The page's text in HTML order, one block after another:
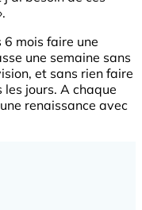
mois faire une
une semaine sans
et sans rien faire
jours. A chaque
renaissance avec